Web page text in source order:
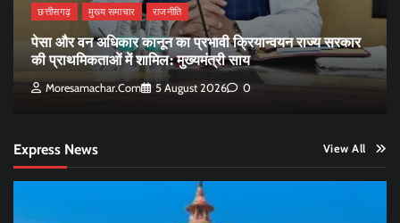
छत्तीसगढ़ मुख्य समाचार राजनीति
पेसा और वन अधिकार कानून का प्रभावी क्रियान्वयन राज्य सरकार
की प्राथमिकताओं में शामिल: मुख्यमंत्री साय
Moresamachar.com 5 August 2026 0
Express News View All